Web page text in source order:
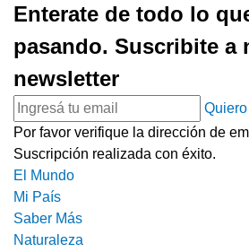
Enterate de todo lo
pasando. Suscribite a
newsletter
Por favor verifique la dirección de
Suscripción realizada con éxito.
El Mundo
Mi País
Saber Más
Naturaleza